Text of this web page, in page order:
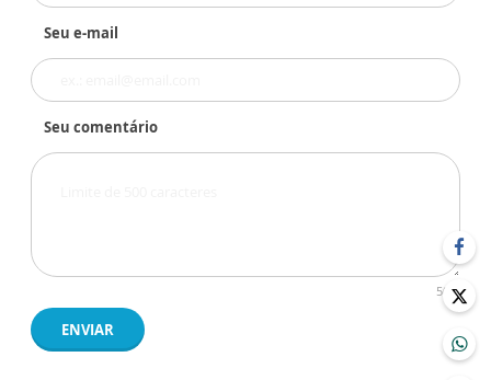
Seu e-mail
Seu comentário
500
ENVIAR